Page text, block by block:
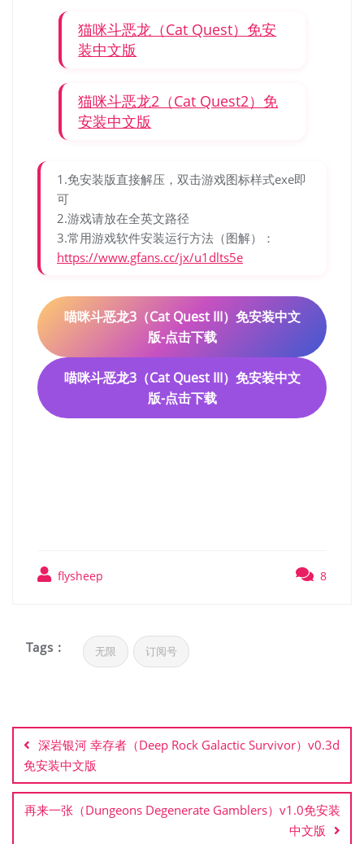
猫咪斗恶龙（Cat Quest）免安
装中文版
猫咪斗恶龙2（Cat Quest2）免
安装中文版
1.免安装版直接解压，双击游戏图标样式exe即
可
2.游戏请放在全英文路径
3.常用游戏软件安装运行方法（图解）：
https://www.gfans.cc/jx/u1dlts5e
喵咪斗恶龙3（Cat Quest III）免安装中文
版-点击下载
喵咪斗恶龙3（Cat Quest III）免安装中文
版-点击下载
flysheep 8
Tags : 无限 订阅号
章
导
航
深岩银河 幸存者（Deep Rock Galactic Survivor）v0.3d
免安装中文版
再来一张（Dungeons Degenerate Gamblers）v1.0免安装
中文版